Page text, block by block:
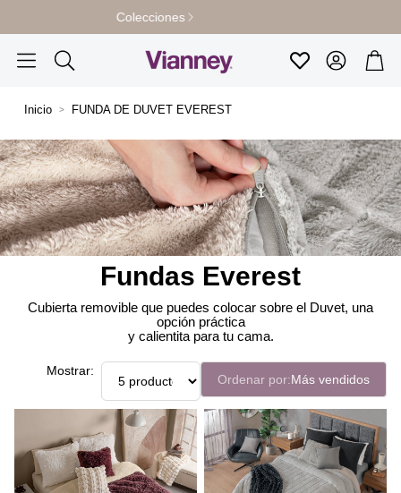
FavoritosCuenta
Inicio FUNDA DE DUVET EVEREST
Fundas Everest
Cubierta removible que puedes colocar sobre el Duvet, una
opción práctica
y calientita para tu cama.
Mostrar:
Ordenar por:Más vendidos